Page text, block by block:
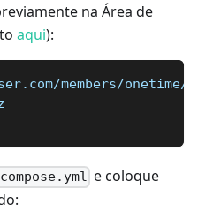
na Área de
aqui):
members/onetime/
e coloque